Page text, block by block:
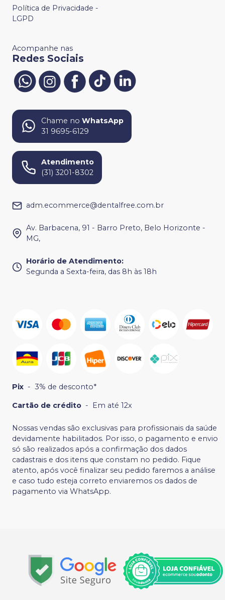
Política de Privacidade -
LGPD
Acompanhe nas
Redes Sociais
Chame no WhatsApp
31 9695-6129
Atendimento
(31) 3201-8302
adm.ecommerce@dentalfree.com.br
Av. Barbacena, 91 - Barro Preto, Belo Horizonte -
MG,
Horário de Atendimento:
Segunda a Sexta-feira, das 8h às 18h
Pix - 3% de desconto*
Cartão de crédito - Em até 12x
Nossas vendas são exclusivas para profissionais da saúde
devidamente habilitados. Por isso, o pagamento e envio
só são realizados após a confirmação dos dados
cadastrais e dos itens que constam no pedido. Fique
atento, após você finalizar seu pedido faremos a análise
e caso tudo esteja correto enviaremos os dados de
pagamento via WhatsApp.